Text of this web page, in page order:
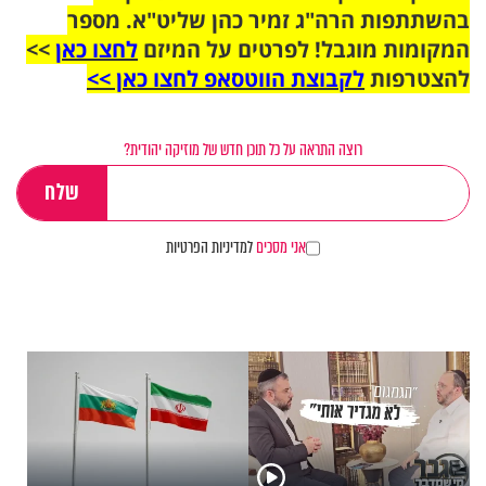
בהשתתפות הרה"ג זמיר כהן שליט"א. מספר
המקומות מוגבל! לפרטים על המיזם לחצו כאן>>
להצטרפותלקבוצת הווטסאפ לחצו כאן >>
רוצה התראה על כל תוכן חדש של מוזיקה יהודית?
אני מסכיםלמדיניות הפרטיות